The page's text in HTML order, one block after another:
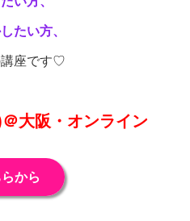
たい方、
講座です♡
大阪・オンライン
から